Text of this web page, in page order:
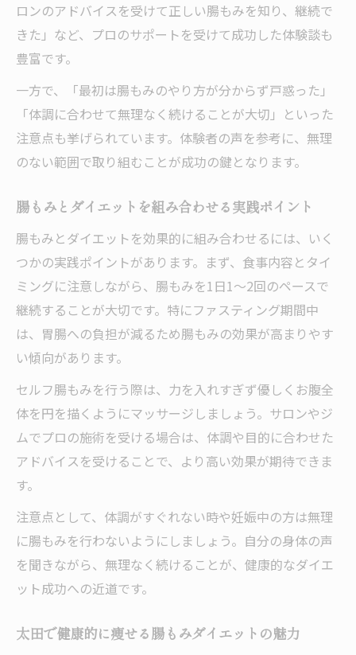
ロンのアドバイスを受けて正しい腸もみを知り、継続で
きた」など、プロのサポートを受けて成功した体験談も
豊富です。
一方で、「最初は腸もみのやり方が分からず戸惑った」
「体調に合わせて無理なく続けることが大切」といった
注意点も挙げられています。体験者の声を参考に、無理
のない範囲で取り組むことが成功の鍵となります。
腸もみとダイエットを組み合わせる実践ポイント
腸もみとダイエットを効果的に組み合わせるには、いく
つかの実践ポイントがあります。まず、食事内容とタイ
ミングに注意しながら、腸もみを1日1～2回のペースで
継続することが大切です。特にファスティング期間中
は、胃腸への負担が減るため腸もみの効果が高まりやす
い傾向があります。
セルフ腸もみを行う際は、力を入れすぎず優しくお腹全
体を円を描くようにマッサージしましょう。サロンやジ
ムでプロの施術を受ける場合は、体調や目的に合わせた
アドバイスを受けることで、より高い効果が期待できま
す。
注意点として、体調がすぐれない時や妊娠中の方は無理
に腸もみを行わないようにしましょう。自分の身体の声
を聞きながら、無理なく続けることが、健康的なダイエ
ット成功への近道です。
太田で健康的に痩せる腸もみダイエットの魅力